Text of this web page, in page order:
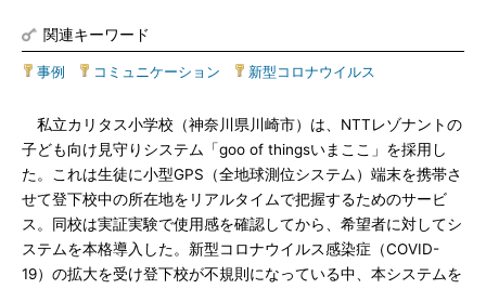
関連キーワード
事例 コミュニケーション 新型コロナウイルス
私立カリタス小学校（神奈川県川崎市）は、NTTレゾナントの
子ども向け見守りシステム「goo of thingsいまここ」を採用し
た。これは生徒に小型GPS（全地球測位システム）端末を携帯さ
せて登下校中の所在地をリアルタイムで把握するためのサービ
ス。同校は実証実験で使用感を確認してから、希望者に対してシ
ステムを本格導入した。新型コロナウイルス感染症（COVID-
19）の拡大を受け登下校が不規則になっている中、本システムを